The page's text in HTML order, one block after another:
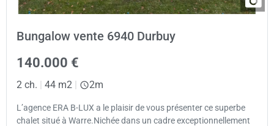
Bungalow vente 6940 Durbuy
140.000 €
2 ch. 44 m2 2m
L’agence ERA B-LUX a le plaisir de vous présenter ce superbe
chalet situé à Warre.Nichée dans un cadre exceptionnellement